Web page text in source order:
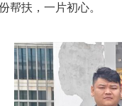
帮扶，一片初心。